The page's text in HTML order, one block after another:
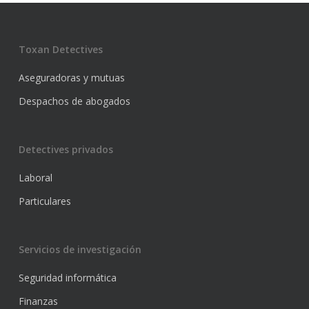
Toxan Detectives
Aseguradoras y mutuas
Despachos de abogados
Detectives privados
Laboral
Particulares
Servicios de investigación
Seguridad informática
Finanzas